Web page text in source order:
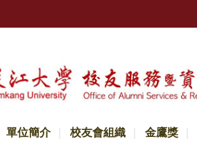
單位簡介 校友會組織 金鷹獎